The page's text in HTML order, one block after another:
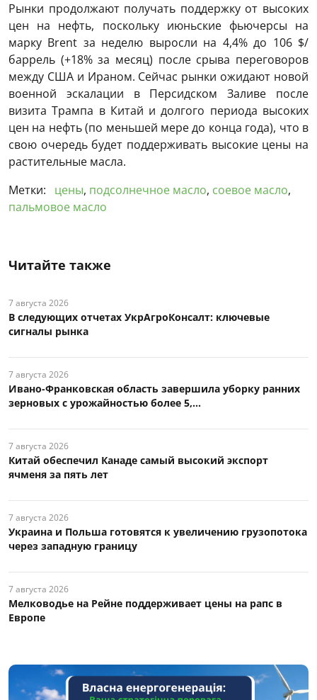
Рынки продолжают получать поддержку от высоких
цен на нефть, поскольку июньские фьючерсы на
марку Brent за неделю выросли на 4,4% до 106 $/
баррель (+18% за месяц) после срыва переговоров
между США и Ираном. Сейчас рынки ожидают новой
военной эскалации в Персидском Заливе после
визита Трампа в Китай и долгого периода высоких
цен на нефть (по меньшей мере до конца года), что в
свою очередь будет поддерживать высокие цены на
растительные масла.
Метки:
цены, подсолнечное масло, соевое масло,
пальмовое масло
Читайте также
7 августа 2026
В следующих отчетах УкрАгроКонсалт: ключевые
сигналы рынка
7 августа 2026
Ивано-Франковская область завершила уборку ранних
зерновых с урожайностью более 5,...
7 августа 2026
Китай обеспечил Канаде самый высокий экспорт
ячменя за пять лет
7 августа 2026
Украина и Польша готовятся к увеличению грузопотока
через западную границу
7 августа 2026
Мелководье на Рейне поддерживает цены на рапс в
Европе